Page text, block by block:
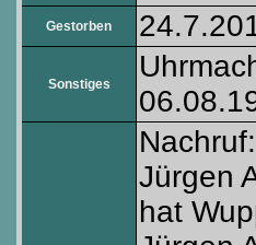
Gestorben
Sonstiges
Nachruf:
Jürgen
hat